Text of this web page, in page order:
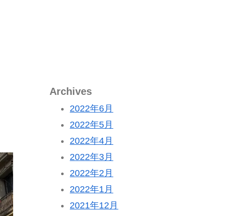
Archives
2022年6月
2022年5月
2022年4月
2022年3月
2022年2月
2022年1月
2021年12月